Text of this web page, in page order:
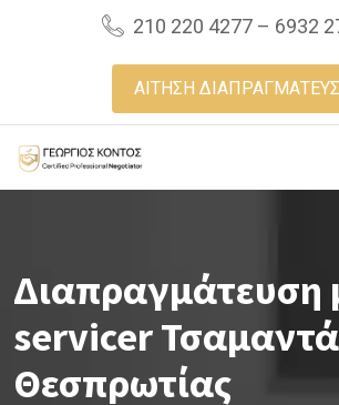
210 220 4277 – 6932
ΑΙΤΗΣΗ
Διαπραγμάτευση
servicer
Θεσπρωτίας